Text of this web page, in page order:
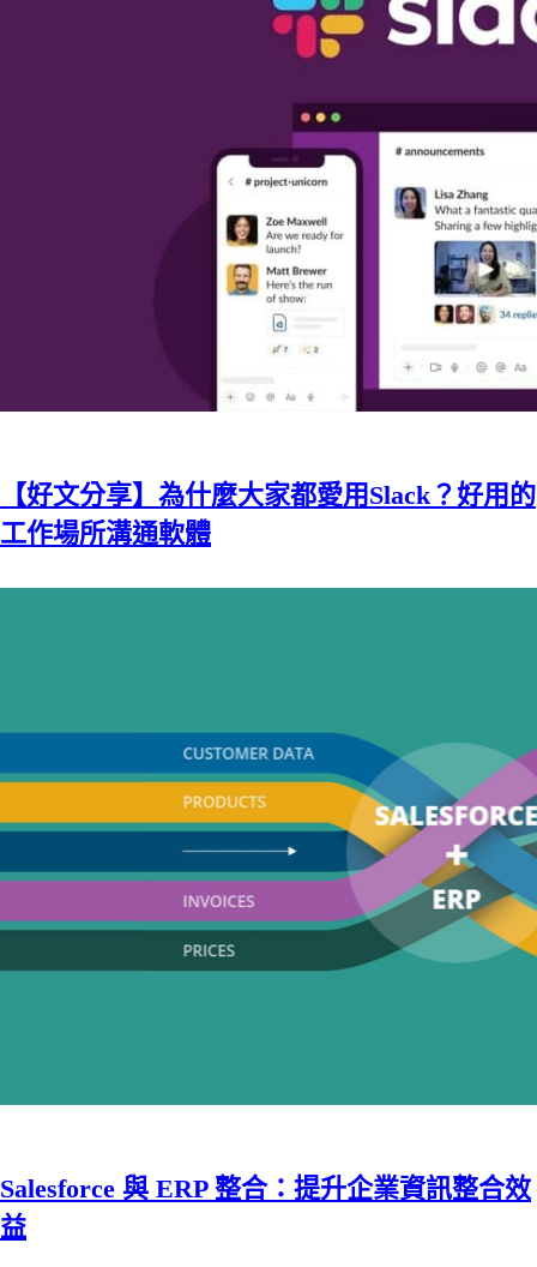
【好文分享】為什麼大家都愛用Slack？好用的
工作場所溝通軟體
Salesforce 與 ERP 整合：提升企業資訊整合效
益